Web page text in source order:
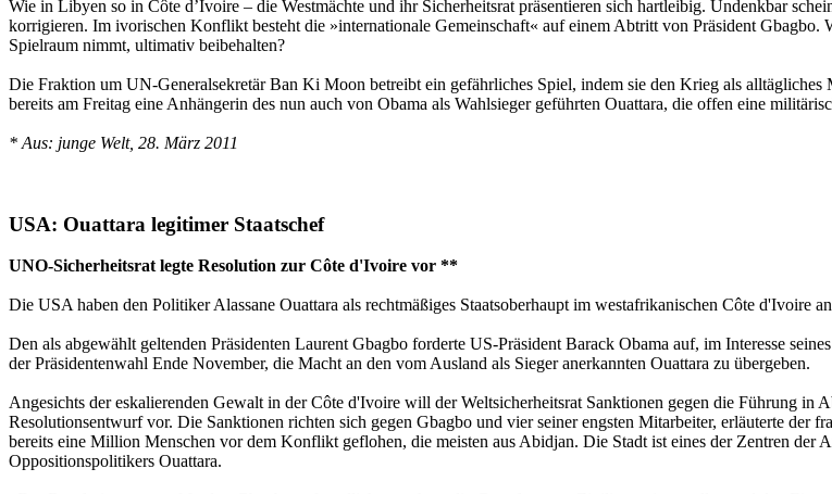
Wie in Libyen so in Côte d’Ivoire – die Westmächte und ihr Sicherheitsrat präsentieren sich hartleibig. Undenkbar
korrigieren. Im ivorischen Konflikt besteht die »internationale Gemeinschaft« auf einem Abtritt von Präsident
Spielraum nimmt, ultimativ beibehalten?
Die Fraktion um UN-Generalsekretär Ban Ki Moon betreibt ein gefährliches Spiel, indem sie den Krieg als
bereits am Freitag eine Anhängerin des nun auch von Obama als Wahlsieger geführten Ouattara, die offen eine
* Aus: junge Welt, 28. März 2011
USA: Ouattara legitimer Staatschef
UNO-Sicherheitsrat legte Resolution zur Côte d'Ivoire vor **
Die USA haben den Politiker Alassane Ouattara als rechtmäßiges Staatsoberhaupt im westafrikanischen Côte d'Ivoire
Den als abgewählt geltenden Präsidenten Laurent Gbagbo forderte US-Präsident Barack Obama auf, im Interesse
der Präsidentenwahl Ende November, die Macht an den vom Ausland als Sieger anerkannten Ouattara zu übergeben.
Angesichts der eskalierenden Gewalt in der Côte d'Ivoire will der Weltsicherheitsrat Sanktionen gegen die Führung
Resolutionsentwurf vor. Die Sanktionen richten sich gegen Gbagbo und vier seiner engsten Mitarbeiter, erläuterte
bereits eine Million Menschen vor dem Konflikt geflohen, die meisten aus Abidjan. Die Stadt ist eines der Zentren der
Oppositionspolitikers Ouattara.